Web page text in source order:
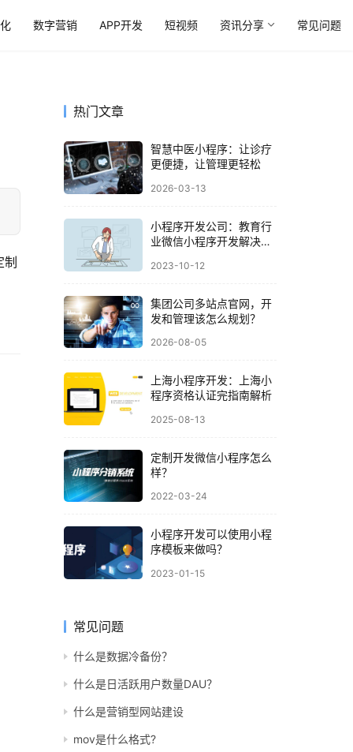
数字营销 APP开发 短视频 资讯分享 常见问题
热门文章
智慧中医小程序：让诊疗
更便捷，让管理更轻松
2026-03-13
小程序开发公司：教育行
业微信小程序开发解决方
2023-10-12
集团公司多站点官网，开
发和管理该怎么规划？
2026-08-05
上海小程序开发：上海小
程序资格认证完指南解析
2025-08-13
定制开发微信小程序怎么
样？
2022-03-24
小程序开发可以使用小程
序模板来做吗？
2023-01-15
常见问题
什么是数据冷备份？
什么是日活跃用户数量DAU？
什么是营销型网站建设
mov是什么格式?